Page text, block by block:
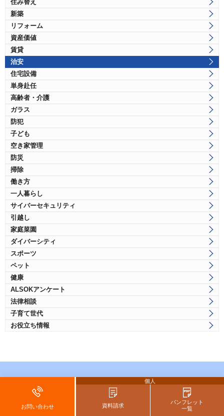
住み替え
新築
リフォーム
資産価値
賃貸
治安
住宅設備
単身赴任
高齢者・介護
ガラス
防犯
子ども
空き家管理
防災
掃除
働き方
一人暮らし
サイバーセキュリティ
引越し
家庭菜園
ダイバーシティ
スポーツ
ペット
健康
ALSOKアンケート
法律相談
子育て世代
お役立ち情報
HOME ALSOK Connect
お問い合わせ
個人
資料請求
パンフレット
一覧